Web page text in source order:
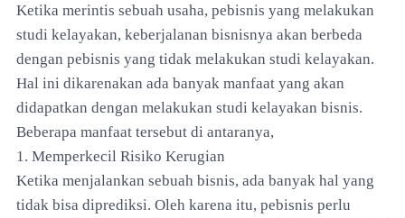
Ketika merintis sebuah usaha, pebisnis yang melakukan
studi kelayakan, keberjalanan bisnisnya akan berbeda
dengan pebisnis yang tidak melakukan studi kelayakan.
Hal ini dikarenakan ada banyak manfaat yang akan
didapatkan dengan melakukan studi kelayakan bisnis.
Beberapa manfaat tersebut di antaranya,
1. Memperkecil Risiko Kerugian
Ketika menjalankan sebuah bisnis, ada banyak hal yang
tidak bisa diprediksi. Oleh karena itu, pebisnis perlu